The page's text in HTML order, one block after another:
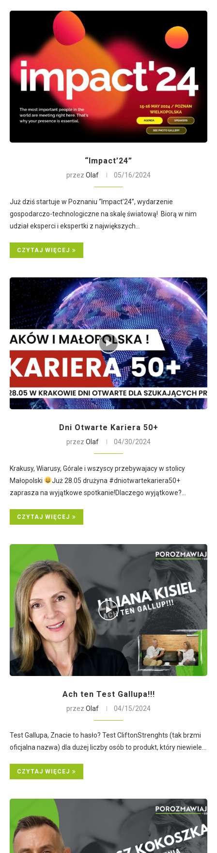
“Impact’24”
przez Olaf 05/16/2024
Już dziś startuje w Poznaniu “Impact’24”, wydarzenie
gospodarczo-technologiczne na skalę światową! Biorą w nim
udział eksperci i ekspertki z największych…
CZYTAJ WIĘCEJ
Dni Otwarte Kariera 50+
przez Olaf 04/30/2024
Krakusy, Wiarusy, Górale i wszyscy przebywajacy w stolicy
Małopolski
Już 28.05 drużyna #dniotwartekariera50+
zaprasza na wyjątkowe spotkanie!Dlaczego wyjątkowe?…
CZYTAJ WIĘCEJ
Ach ten Test Gallupa!!!
przez Olaf 04/15/2024
Test Gallupa, Znacie to hasło? Test CliftonStrenghts (tak brzmi
oficjalna nazwa) dla dużej liczby osób to produkt, który niewiele…
CZYTAJ WIĘCEJ